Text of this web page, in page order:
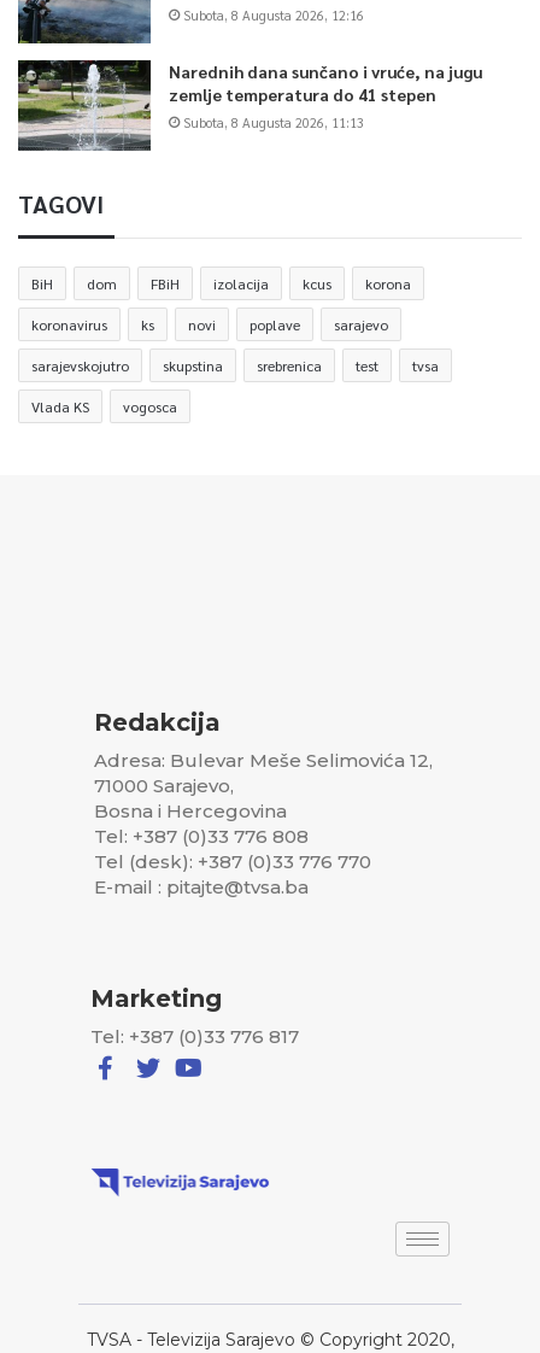
Subota, 8 Augusta 2026, 12:16
Narednih dana sunčano i vruće, na jugu
zemlje temperatura do 41 stepen
Subota, 8 Augusta 2026, 11:13
TAGOVI
BiH dom FBiH izolacija kcus korona
koronavirus ks novi poplave sarajevo
sarajevskojutro skupstina srebrenica test tvsa
Vlada KS vogosca
Redakcija
Adresa: Bulevar Meše Selimovića 12,
71000 Sarajevo,
Bosna i Hercegovina
Tel: +387 (0)33 776 808
Tel (desk): +387 (0)33 776 770
E-mail : pitajte@tvsa.ba
Marketing
Tel: +387 (0)33 776 817
TVSA - Televizija Sarajevo © Copyright 2020,